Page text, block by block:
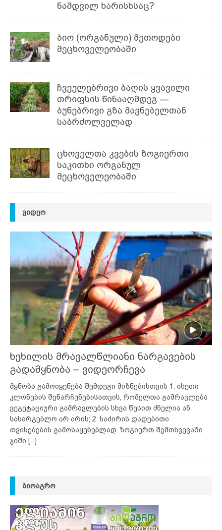
ნამდვილ ხარისხსაც?
ბიო (ორგანული) მეთოდები
მეცხოველეობაში
ჩვეულებრივი ბაღის ყვავილი
თრიფსის წინააღმდეგ —
ბუნებრივი გზა მავნებელთან
საბრძოლველად
ცხოველთა კვების ზოგიერთი
საკითხი ორგანულ
მეცხოველეობაში
ᲕᲘᲓᲔᲝ
ხეხილის მრავალწლიანი ნარგავების
გადამყნობა – ვიდეორჩევა
მყნობა გამოიყენება შემდეგი მიზნებისთვის 1. ისეთი
კლონების შენარჩუნებისათვის, რომელთა გამრავლება
ვეგეტაციური გამრავლების სხვა წესით ძნელია ან
სასარგებლო არ არის; 2. საძირის დადებითი
თვისებების გამოსაყენებლად. ზოგიერთ შემთხვევაში
ჯიში [...]
ᲑᲘᲝᲐᲒᲠᲝ